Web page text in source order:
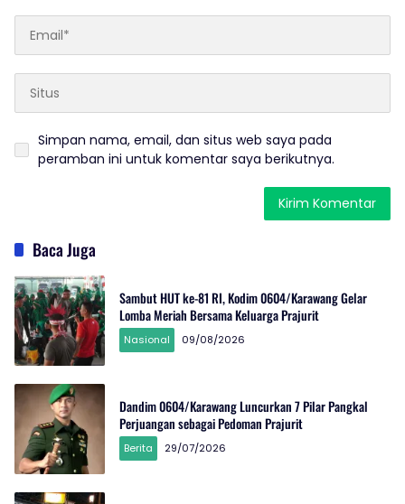
Simpan nama, email, dan situs web saya pada
peramban ini untuk komentar saya berikutnya.
Baca Juga
Sambut HUT ke-81 RI, Kodim 0604/Karawang Gelar
Lomba Meriah Bersama Keluarga Prajurit
Nasional 09/08/2026
Dandim 0604/Karawang Luncurkan 7 Pilar Pangkal
Perjuangan sebagai Pedoman Prajurit
Berita 29/07/2026